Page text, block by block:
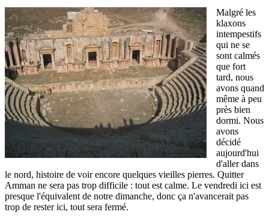
Malgré les
klaxons
intempestifs
qui ne se
sont calmés
que fort
tard, nous
avons quand
même à peu
près bien
dormi. Nous
avons
décidé
aujourd'hui
d'aller dans
le nord, histoire de voir encore quelques vieilles pierres. Quitter
Amman ne sera pas trop difficile : tout est calme. Le vendredi ici est
presque l'équivalent de notre dimanche, donc ça n'avancerait pas
trop de rester ici, tout sera fermé.